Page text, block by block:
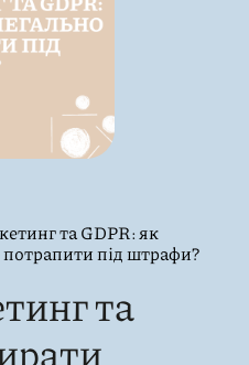
та GDPR: як
потрапити під штрафи?
та